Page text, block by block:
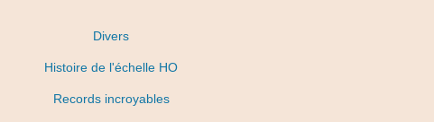
Divers
Histoire de l'échelle HO
Records incroyables